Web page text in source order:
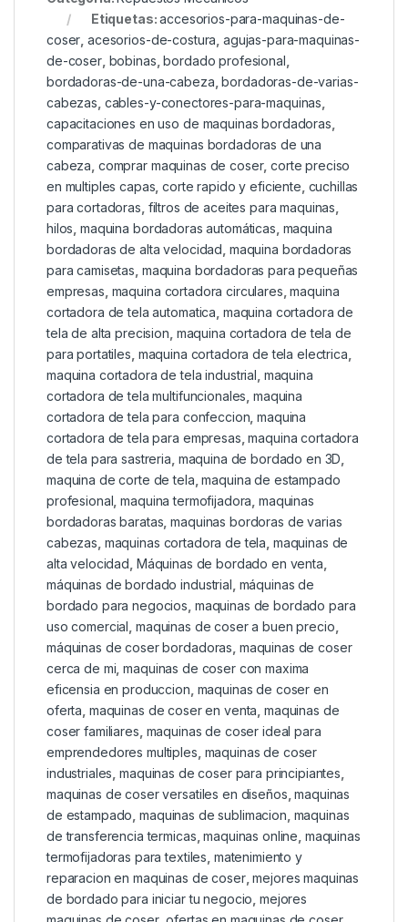
Etiquetas:accesorios-para-maquinas-de-
coser ,acesorios-de-costura agujas-para-maquinas-
de-coser, bobinas ,bordado profesional
bordadoras-de-una-cabeza ,bordadoras-de-varias-
cabezas cables-y-conectores-para-maquinas
capacitaciones en uso de maquinas bordadoras
comparativas de maquinas bordadoras de una
cabeza comprar maquinas de coser,corte preciso
en multiples capas ,corte rapido y eficiente cuchillas
para cortadoras filtros de aceites para maquinas
hilos ,maquina bordadoras automáticas maquina
bordadoras de alta velocidad maquina bordadoras
para camisetas maquina bordadoras para pequeñas
empresas maquina cortadora circulares ,maquina
cortadora de tela automatica maquina cortadora de
tela de alta precision maquina cortadora de tela de
para portatiles maquina cortadora de tela electrica
maquina cortadora de tela industrial maquina
cortadora de tela multifuncionales maquina
cortadora de tela para confeccion ,maquina
cortadora de tela para empresas ,maquina cortadora
de tela para sastreria maquina de bordado en 3D
maquina de corte de tela ,maquina de estampado
profesional ,maquina termofijadora maquinas
bordadoras baratas ,maquinas bordoras de varias
cabezas maquinas cortadora de tela maquinas de
alta velocidad Máquinas de bordado en venta
máquinas de bordado industrial máquinas de
bordado para negocios maquinas de bordado para
uso comercial maquinas de coser a buen precio
máquinas de coser bordadoras maquinas de coser
cerca de mi ,maquinas de coser con maxima
eficensia en produccion maquinas de coser en
oferta maquinas de coser en venta ,maquinas de
coser familiares maquinas de coser ideal para
emprendedores multiples maquinas de coser
industriales ,maquinas de coser para principiantes
maquinas de coser versatiles en diseños ,maquinas
de estampado ,maquinas de sublimacion maquinas
de transferencia termicas ,maquinas online maquinas
termofijadoras para textiles matenimiento y
reparacion en maquinas de coser,mejores maquinas
de bordado para iniciar tu negocio mejores